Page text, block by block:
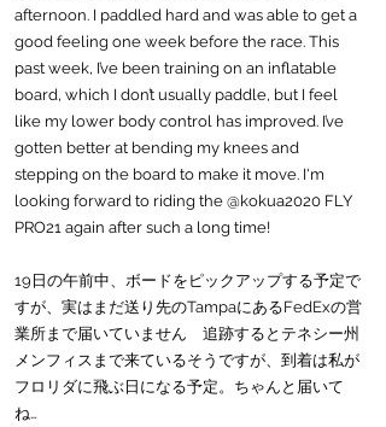
afternoon. I paddled hard and was able to get a
good feeling one week before the race. This
past week, I’ve been training on an inflatable
board, which I don’t usually paddle, but I feel
like my lower body control has improved. I’ve
gotten better at bending my knees and
stepping on the board to make it move. I'm
looking forward to riding the @kokua2020 FLY
PRO21 again after such a long time!
19日の午前中、ボードをピックアップする予定で
すが、実はまだ送り先のTampaにあるFedExの営
業所まで届いていません　追跡するとテネシー州
メンフィスまで来ているそうですが、到着は私が
フロリダに飛ぶ日になる予定。ちゃんと届いて
ね…